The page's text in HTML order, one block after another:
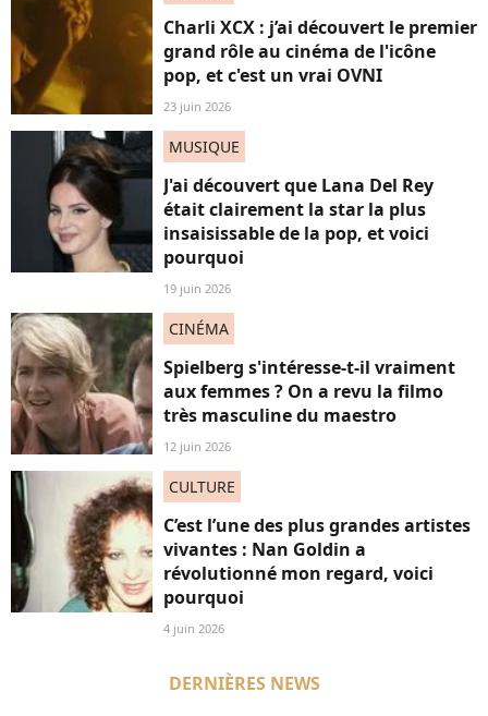
Charli XCX : j’ai découvert le premier
grand rôle au cinéma de l'icône
pop, et c'est un vrai OVNI
23 juin 2026
MUSIQUE
J'ai découvert que Lana Del Rey
était clairement la star la plus
insaisissable de la pop, et voici
pourquoi
19 juin 2026
CINÉMA
Spielberg s'intéresse-t-il vraiment
aux femmes ? On a revu la filmo
très masculine du maestro
12 juin 2026
CULTURE
C’est l’une des plus grandes artistes
vivantes : Nan Goldin a
révolutionné mon regard, voici
pourquoi
4 juin 2026
DERNIÈRES NEWS